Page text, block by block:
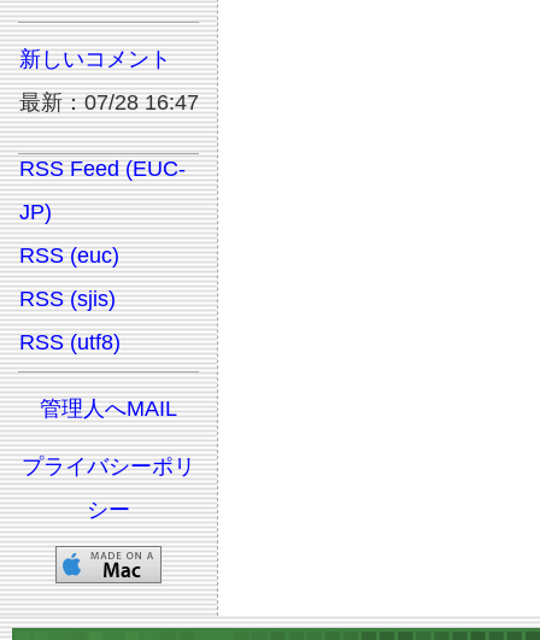
新しいコメント
最新：07/28 16:47
RSS Feed (EUC-
JP)
RSS (euc)
RSS (sjis)
RSS (utf8)
管理人へMAIL
プライバシーポリ
シー